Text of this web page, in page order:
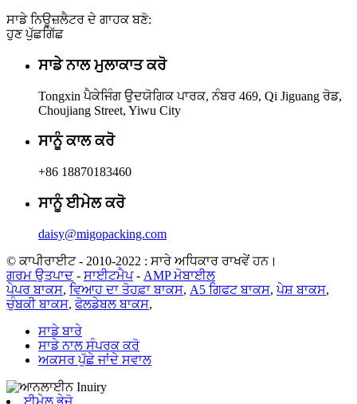
ਸਾਡੇ ਨਿਊਜ਼ਲੈਟਰ ਦੇ ਗਾਹਕ ਬਣੋ:
ਹੁਣ ਪੁੱਛਗਿੱਛ
ਸਾਡੇ ਨਾਲ ਮੁਲਾਕਾਤ ਕਰੋ
Tongxin ਪੈਕੇਜਿੰਗ ਉਦਯੋਗਿਕ ਪਾਰਕ, ​​ਨੰਬਰ 469, Qi Jiguang ਰੋਡ,
Choujiang Street, Yiwu City
ਸਾਨੂੰ ਕਾਲ ਕਰੋ
+86 18870183460
ਸਾਨੂੰ ਈਮੇਲ ਕਰੋ
daisy@migopacking.com
© ਕਾਪੀਰਾਈਟ - 2010-2022 : ਸਾਰੇ ਅਧਿਕਾਰ ਰਾਖਵੇਂ ਹਨ।
ਗਰਮ ਉਤਪਾਦ - ਸਾਈਟਮੈਪ- AMP ਮੋਬਾਈਲ
ਪੇਪਰ ਬਾਕਸ, ਵਿਆਹ ਦਾ ਤੋਹਫ਼ਾ ਬਾਕਸ, A5 ਗਿਫਟ ਬਾਕਸ,ਪੇਸ਼ ਬਾਕਸ,
ਚੁੰਬਕੀ ਬਾਕਸ,ਫੋਲਡੇਬਲ ਬਾਕਸ,
ਸਾਡੇ ਬਾਰੇ
ਸਾਡੇ ਨਾਲ ਸੰਪਰਕ ਕਰੋ
ਅਕਸਰ ਪੁੱਛੇ ਜਾਂਦੇ ਸਵਾਲ
ਈਮੇਲ ਭੇਜੋ